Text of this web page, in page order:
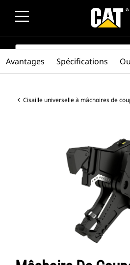
SEARCH
Cisaille universelle à mâchoires de
Avantages Spécifications